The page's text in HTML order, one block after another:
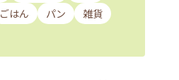
ごはん パン
雑貨